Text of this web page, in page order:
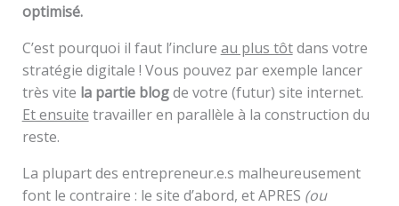
optimisé.
C’est pourquoi il faut l’inclure au plus tôtdans votre
stratégie digitale ! Vous pouvez par exemple lancer
très vite la partie blogde votre (futur) site internet.
Et ensuite travailler en parallèle à la construction du
reste.
La plupart des entrepreneur.e.s malheureusement
font le contraire : le site d’abord, et APRES (ou